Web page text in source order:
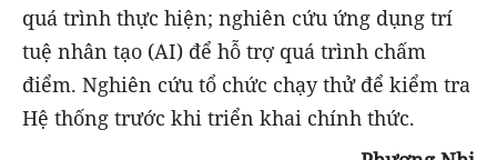
quá trình thực hiện; nghiên cứu ứng dụng trí
tuệ nhân tạo (AI) để hỗ trợ quá trình chấm
điểm. Nghiên cứu tổ chức chạy thử để kiểm tra
Hệ thống trước khi triển khai chính thức.